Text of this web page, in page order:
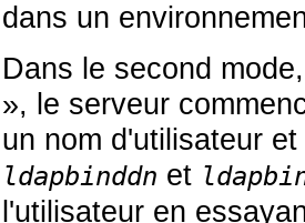
dans un
Dans le second
», le serveur
un nom d'utilisateur
ldapbinddn et
l'utilisateur en